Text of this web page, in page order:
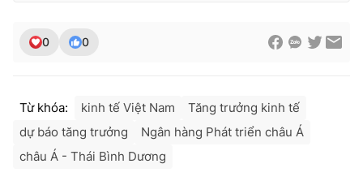
Cơ quan báo chí:
Tổng Biên tập:Vũ Thanh Thủy
Phó Tổng Biên tập:Nguyễn Thị Mỹ Hạnh, Phạm Quốc Thắng,
024.38 355 931 - 024.38 355 932
0 0
Từ khóa: kinh tế Việt Nam
Tăng trưởng kinh tế
dự báo tăng trưởng
Ngân hàng Phát triển châu Á
châu Á - Thái Bình Dương